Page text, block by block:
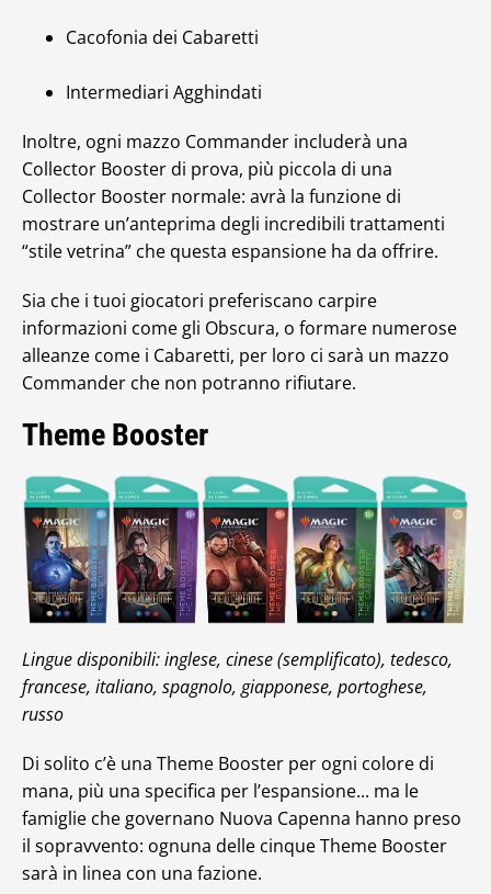
Cacofonia dei Cabaretti
Intermediari Agghindati
Inoltre, ogni mazzo Commander includerà una
Collector Booster di prova, più piccola di una
Collector Booster normale: avrà la funzione di
mostrare un’anteprima degli incredibili trattamenti
“stile vetrina” che questa espansione ha da offrire.
Sia che i tuoi giocatori preferiscano carpire
informazioni come gli Obscura, o formare numerose
alleanze come i Cabaretti, per loro ci sarà un mazzo
Commander che non potranno rifiutare.
Theme Booster
Lingue disponibili: inglese, cinese (semplificato), tedesco,
francese, italiano, spagnolo, giapponese, portoghese,
russo
Di solito c’è una Theme Booster per ogni colore di
mana, più una specifica per l’espansione... ma le
famiglie che governano Nuova Capenna hanno preso
il sopravvento: ognuna delle cinque Theme Booster
sarà in linea con una fazione.